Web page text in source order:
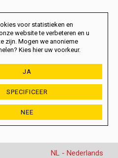
voor statistieken en
website te verbeteren en u
zijn. Mogen we anonieme
Kies hier uw voorkeur.
JA
SPECIFICEER
NEE
NL - Nederlands